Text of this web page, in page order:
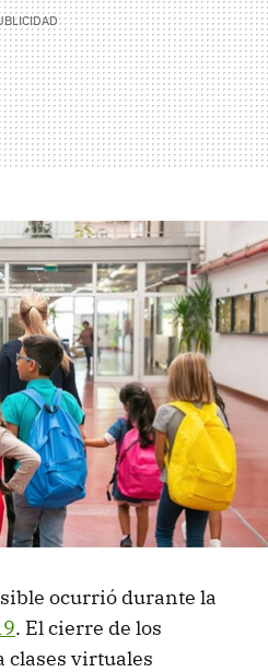
ocurrió durante la
. El cierre de los
clases virtuales